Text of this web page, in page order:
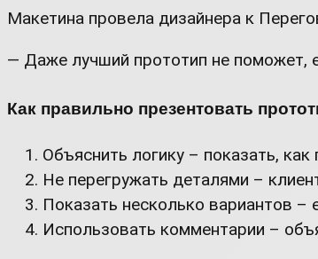
Макетина провела дизайнера к
— Даже лучший прототип не поможет,
Как правильно презентовать
Объяснить логику – показать,
Не перегружать деталями –
Показать несколько вариантов –
Использовать комментарии –